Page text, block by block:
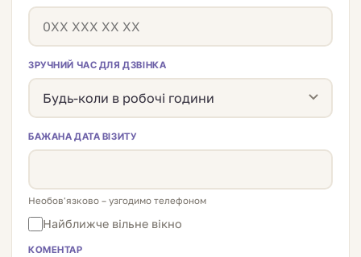
ЗРУЧНИЙ ЧАС ДЛЯ ДЗВІНКА
БАЖАНА ДАТА ВІЗИТУ
Необов'язково – узгодимо телефоном
Найближче вільне вікно
КОМЕНТАР